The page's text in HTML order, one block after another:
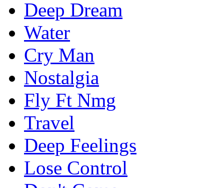
Deep Dream
Water
Cry Man
Nostalgia
Fly Ft Nmg
Travel
Deep Feelings
Lose Control